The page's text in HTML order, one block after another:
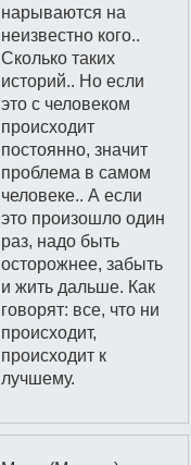
нарываются на
неизвестно кого..
Сколько таких
историй.. Но если
это с человеком
происходит
постоянно, значит
проблема в самом
человеке.. А если
это произошло один
раз, надо быть
осторожнее, забыть
и жить дальше. Как
говорят: все, что ни
происходит,
происходит к
лучшему.